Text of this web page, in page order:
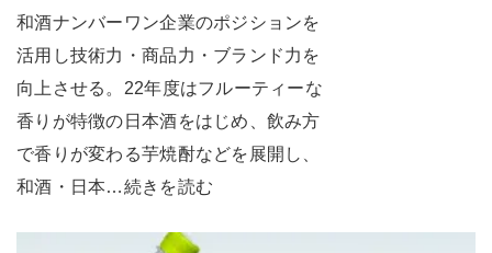
和酒ナンバーワン企業のポジションを
活用し技術力・商品力・ブランド力を
向上させる。22年度はフルーティーな
香りが特徴の日本酒をはじめ、飲み方
で香りが変わる芋焼酎などを展開し、
和酒・日本…続きを読む